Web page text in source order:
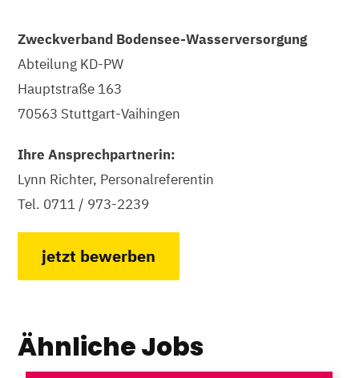
Zweckverband Bodensee-Wasserversorgung
Abteilung KD-PW
Hauptstraße 163
70563 Stuttgart-Vaihingen
Ihre Ansprechpartnerin:
Lynn Richter, Personalreferentin
Tel. 0711 / 973-2239
jetzt bewerben
Ähnliche Jobs